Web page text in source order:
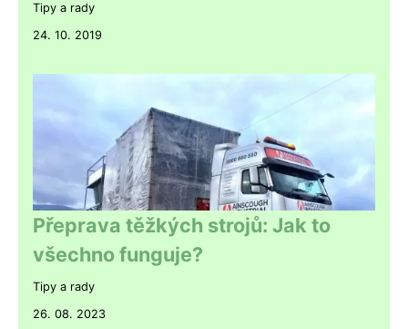
Tipy a rady
24. 10. 2019
Přeprava těžkých strojů: Jak to
všechno funguje?
Tipy a rady
26. 08. 2023